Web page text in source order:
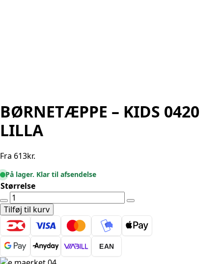
BØRNETÆPPE – KIDS 0420
LILLA
Fra 613kr.
På lager. Klar til afsendelse
Størrelse
BØRNETÆPPE
-
KIDS
0420
LILLA
antal
Tilføj til kurv
EAN